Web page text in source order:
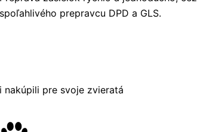
spoľahlivého prepravcu DPD a GLS.
pre svoje zvieratá